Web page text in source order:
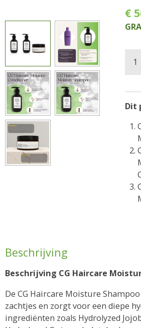
€
Dit
Beschrijving
Beschrijving CG Haircare
De CG Haircare Moisture
zachtjes en zorgt voor een diepe
ingrediënten zoals Hydrolyzed